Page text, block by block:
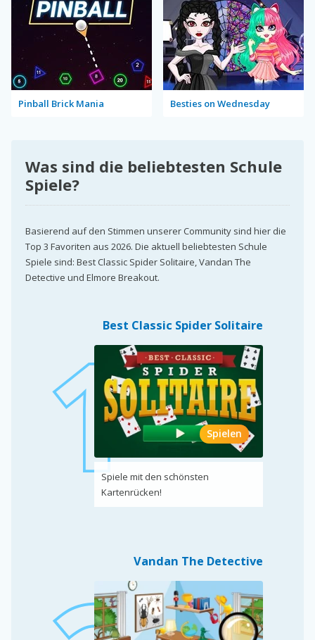
Pinball Brick Mania Besties on Wednesday
Was sind die beliebtesten Schule
Spiele?
Basierend auf den Stimmen unserer Community sind hier die
Top 3 Favoriten aus 2026. Die aktuell beliebtesten Schule
Spiele sind: Best Classic Spider Solitaire, Vandan The
Detective und Elmore Breakout.
Best Classic Spider Solitaire
Spielen
Spiele mit den schönsten
Kartenrücken!
Vandan The Detective